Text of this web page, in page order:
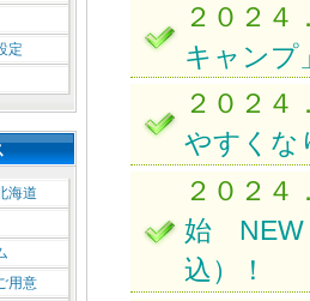
２０２４
キャン
２０２４
やすくな
２０２４
始 NEW
込）！
定
海道
用意